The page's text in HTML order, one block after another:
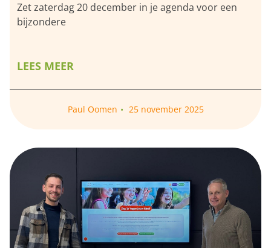
Zet zaterdag 20 december in je agenda voor een
bijzondere
LEES MEER
Paul Oomen 25 november 2025